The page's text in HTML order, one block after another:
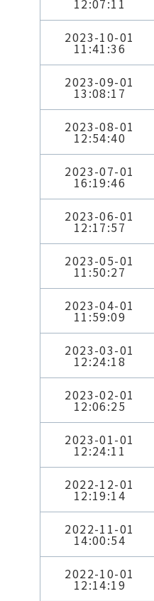
12:07:11
2023-10-01
11:41:36
2023-09-01
13:08:17
2023-08-01
12:54:40
2023-07-01
16:19:46
2023-06-01
12:17:57
2023-05-01
11:50:27
2023-04-01
11:59:09
2023-03-01
12:24:18
2023-02-01
12:06:25
2023-01-01
12:24:11
2022-12-01
12:19:14
2022-11-01
14:00:54
2022-10-01
12:14:19